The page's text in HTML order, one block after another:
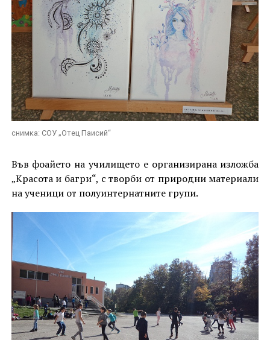
снимка: СОУ „Отец Паисий“
Във фоайето на училището е организирана изложба
„Красота и багри“, с творби от природни материали
на ученици от полуинтернатните групи.